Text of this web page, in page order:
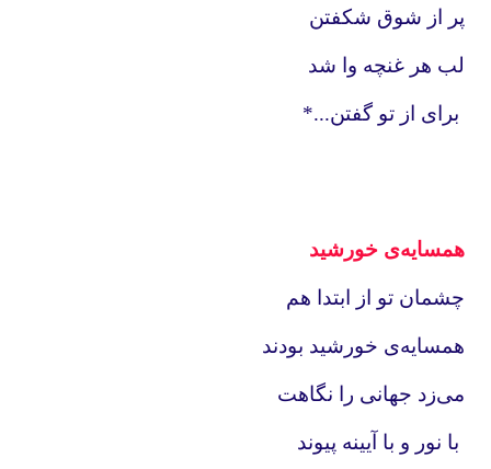
پر از شوق شکفتن
لب هر غنچه وا شد
برای از تو گفتن...*
همسایه‌ی خورشید
چشمان تو از ابتدا هم
همسایه‌ی خورشید بودند
می‌زد جهانی را نگاهت
با نور و با آیینه پیوند